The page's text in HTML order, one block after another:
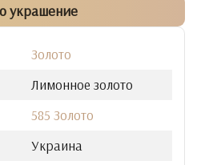
украшение
Золото
Лимонное золото
585 Золото
Украина